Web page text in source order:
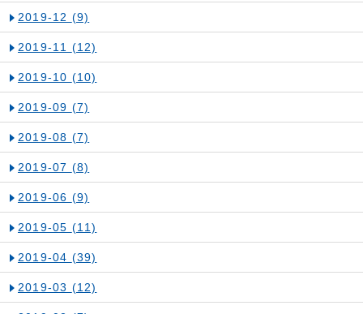
2019-12 (9)
2019-11 (12)
2019-10 (10)
2019-09 (7)
2019-08 (7)
2019-07 (8)
2019-06 (9)
2019-05 (11)
2019-04 (39)
2019-03 (12)